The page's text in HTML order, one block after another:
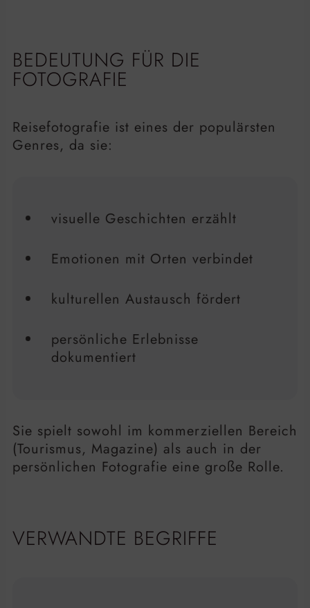
BEDEUTUNG FÜR DIE
FOTOGRAFIE
Reisefotografie ist eines der populärsten
Genres, da sie:
visuelle Geschichten erzählt
Emotionen mit Orten verbindet
kulturellen Austausch fördert
persönliche Erlebnisse
dokumentiert
Sie spielt sowohl im kommerziellen Bereich
(Tourismus, Magazine) als auch in der
persönlichen Fotografie eine große Rolle.
VERWANDTE BEGRIFFE